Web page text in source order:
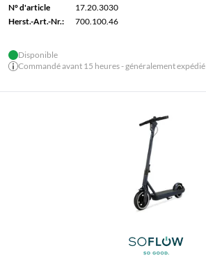
N° d'article
17.20.3030
Herst.-Art.-Nr.:
700.100.46
Disponible
Commandé avant 15 heures - généralement